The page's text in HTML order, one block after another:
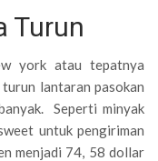
Turun
york atau tepatnya
lantaran pasokan
Seperti minyak
untuk pengiriman
menjadi 74, 58 dollar